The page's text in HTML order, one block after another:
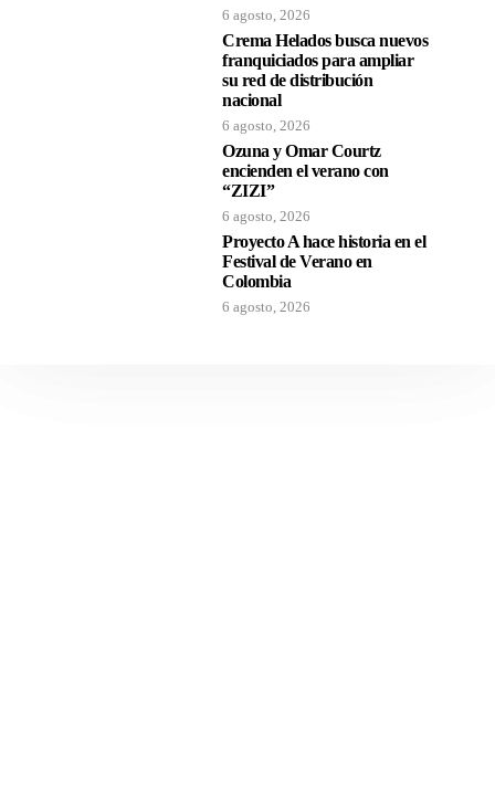
6 agosto, 2026
Crema Helados busca nuevos
franquiciados para ampliar
su red de distribución
nacional
6 agosto, 2026
Ozuna y Omar Courtz
encienden el verano con
“ZIZI”
6 agosto, 2026
Proyecto A hace historia en el
Festival de Verano en
Colombia
6 agosto, 2026